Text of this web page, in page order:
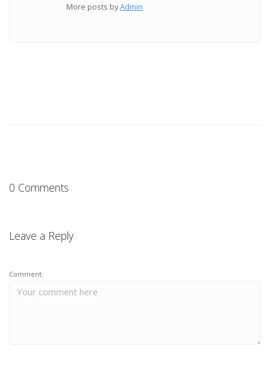
More posts byAdmin
0 Comments
Leave a Reply
Comment: